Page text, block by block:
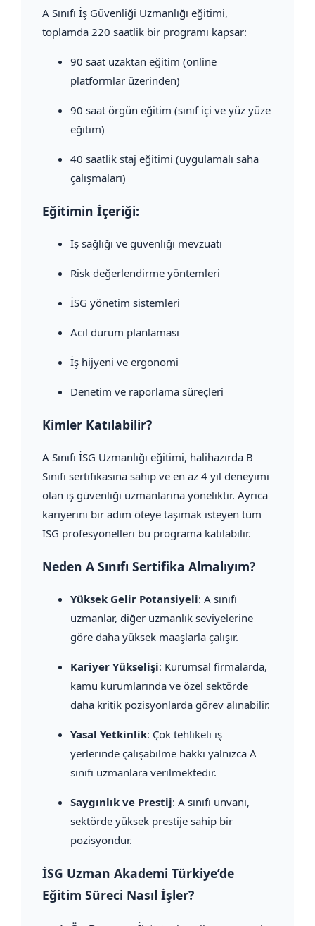
A Sınıfı İş Güvenliği Uzmanlığı eğitimi,
toplamda 220 saatlik bir programı kapsar:
90 saat uzaktan eğitim (online
platformlar üzerinden)
90 saat örgün eğitim (sınıf içi ve yüz yüze
eğitim)
40 saatlik staj eğitimi (uygulamalı saha
çalışmaları)
Eğitimin İçeriği:
İş sağlığı ve güvenliği mevzuatı
Risk değerlendirme yöntemleri
İSG yönetim sistemleri
Acil durum planlaması
İş hijyeni ve ergonomi
Denetim ve raporlama süreçleri
Kimler Katılabilir?
A Sınıfı İSG Uzmanlığı eğitimi, halihazırda B
Sınıfı sertifikasına sahip ve en az 4 yıl deneyimi
olan iş güvenliği uzmanlarına yöneliktir. Ayrıca
kariyerini bir adım öteye taşımak isteyen tüm
İSG profesyonelleri bu programa katılabilir.
Neden A Sınıfı Sertifika Almalıyım?
Yüksek Gelir Potansiyeli: A sınıfı
uzmanlar, diğer uzmanlık seviyelerine
göre daha yüksek maaşlarla çalışır.
Kariyer Yükselişi: Kurumsal firmalarda,
kamu kurumlarında ve özel sektörde
daha kritik pozisyonlarda görev alınabilir.
Yasal Yetkinlik: Çok tehlikeli iş
yerlerinde çalışabilme hakkı yalnızca A
sınıfı uzmanlara verilmektedir.
Saygınlık ve Prestij: A sınıfı unvanı,
sektörde yüksek prestije sahip bir
pozisyondur.
İSG Uzman Akademi Türkiye’de
Eğitim Süreci Nasıl İşler?